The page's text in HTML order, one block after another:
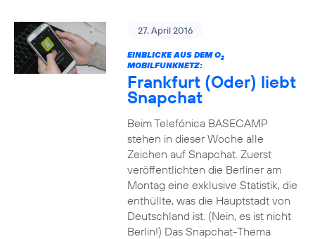
27. April 2016
EINBLICKE AUS DEM O2
MOBILFUNKNETZ:
Frankfurt (Oder) liebt
Snapchat
Beim Telefónica BASECAMP
stehen in dieser Woche alle
Zeichen auf Snapchat. Zuerst
veröffentlichten die Berliner am
Montag eine exklusive Statistik, die
enthüllte, was die Hauptstadt von
Deutschland ist. (Nein, es ist nicht
Berlin!) Das Snapchat-Thema